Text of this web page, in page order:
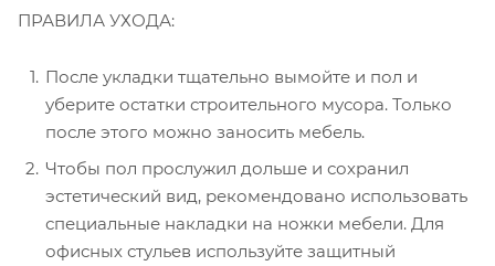
ПРАВИЛА УХОДА:
После укладки тщательно вымойте и пол и
уберите остатки строительного мусора. Только
после этого можно заносить мебель.
Чтобы пол прослужил дольше и сохранил
эстетический вид, рекомендовано использовать
специальные накладки на ножки мебели. Для
офисных стульев используйте защитный